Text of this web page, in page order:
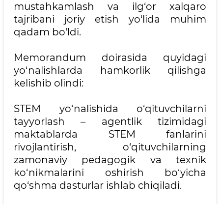
mustahkamlash va ilg‘or xalqaro
tajribani joriy etish yo‘lida muhim
qadam bo‘ldi.
Memorandum doirasida quyidagi
yo‘nalishlarda hamkorlik qilishga
kelishib olindi:
STEM yo‘nalishida o‘qituvchilarni
tayyorlash – agentlik tizimidagi
maktablarda STEM fanlarini
rivojlantirish, o‘qituvchilarning
zamonaviy pedagogik va texnik
ko‘nikmalarini oshirish bo‘yicha
qo‘shma dasturlar ishlab chiqiladi.